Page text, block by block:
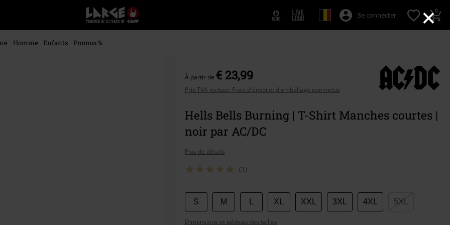
×
EMP
-
Merchandising
Se connecter 0
Homme Enfants
Promos %
À partir de € 23,99
Prix TVA incluse, Frais d'envoi et d'emballage non inclus
Hells Bells Burning | T-Shirt Manches courtes |
noir par AC/DC
Plus de détails
(1)
Choisissez
votre
S M XL XXL 3XL 4XL 5XL
Dimensions et tableau des tailles